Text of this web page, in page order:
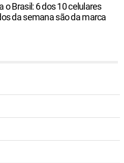
o Brasil: 6 dos 10 celulares
da semana são da marca